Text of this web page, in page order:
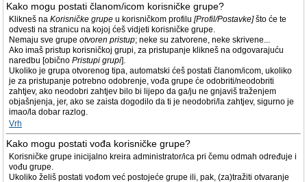
Kako mogu postati članom/icom korisničke grupe?
Klikneš na Korisničke grupe u korisničkom profilu [Profil/Postavke]što će te
odvesti na stranicu na kojoj ćeš vidjeti korisničke grupe.
Nemaju sve grupe otvoren pristup; neke su zatvorene, neke skrivene...
Ako imaš pristup korisničkoj grupi, za pristupanje klikneš na odgovarajuću
naredbu [obično Pristupi grupi].
Ukoliko je grupa otvorenog tipa, automatski ćeš postati članom/icom, ukoliko
je za pristupanje potrebno odobrenje, vođa grupe će odobriti/neodobriti
zahtjev, ako neodobri zahtjev bilo bi lijepo da ga/ju ne gnjaviš traženjem
objašnjenja, jer, ako se zaista dogodilo da ti je neodobri/la zahtjev, sigurno je
imao/la dobar razlog.
Vrh
Kako mogu postati vođa korisničke grupe?
Korisničke grupe inicijalno kreira administrator/ica pri čemu odmah određuje i
vođu grupe.
Ukoliko želiš postati vođom već postojeće grupe ili, pak, (za)tražiti otvaranje